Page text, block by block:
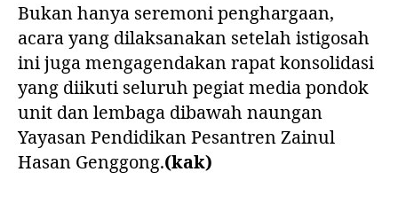
Bukan hanya seremoni penghargaan,
acara yang dilaksanakan setelah istigosah
ini juga mengagendakan rapat konsolidasi
yang diikuti seluruh pegiat media pondok
unit dan lembaga dibawah naungan
Yayasan Pendidikan Pesantren Zainul
Hasan Genggong.(kak)